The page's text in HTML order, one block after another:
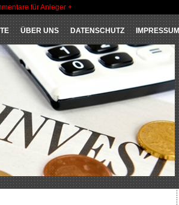
für Anleger +
ÜBER UNS DATENSCHUTZ IMPRESSUM